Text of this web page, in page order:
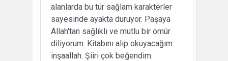
alanlarda bu tür sağlam karakterler
sayesinde ayakta duruyor. Paşaya
Allah'tan sağlıklı ve mutlu bir ömür
diliyorum. Kitabını alıp okuyacağım
inşaallah. Şiiri çok beğendim.